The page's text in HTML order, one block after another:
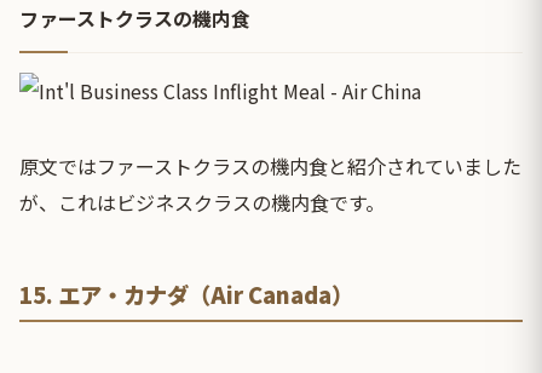
ファーストクラスの機内食
原文ではファーストクラスの機内食と紹介されていました
が、これはビジネスクラスの機内食です。
15. エア・カナダ（Air Canada）